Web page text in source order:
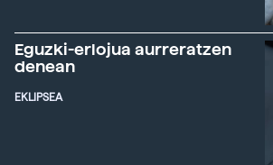
Eguzki-erlojua aurreratzen
denean
EKLIPSEA